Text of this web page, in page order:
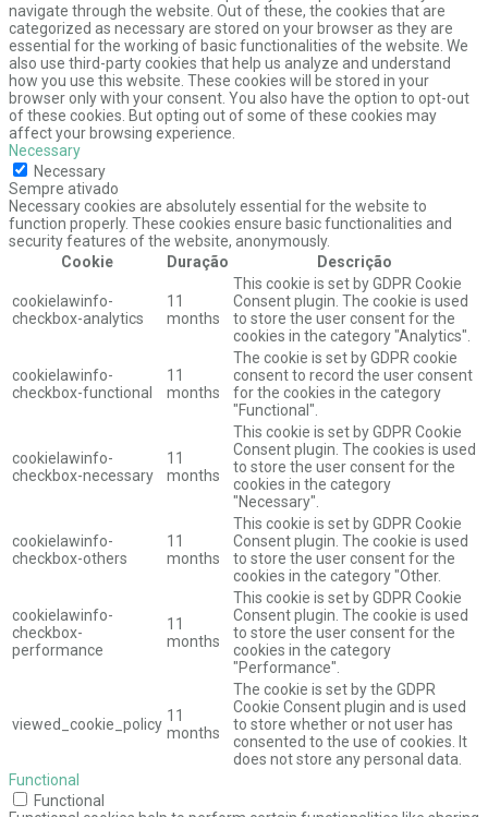
navigate through the website. Out of these, the cookies that are
categorized as necessary are stored on your browser as they are
essential for the working of basic functionalities of the website. We
also use third-party cookies that help us analyze and understand
how you use this website. These cookies will be stored in your
browser only with your consent. You also have the option to opt-out
of these cookies. But opting out of some of these cookies may
affect your browsing experience.
Necessary
Necessary
Sempre ativado
Necessary cookies are absolutely essential for the website to
function properly. These cookies ensure basic functionalities and
security features of the website, anonymously.
Cookie
Duração Descrição
cookielawinfo-
checkbox-analytics
11
months
This cookie is set by GDPR Cookie
Consent plugin. The cookie is used
to store the user consent for the
cookies in the category "Analytics".
cookielawinfo-
checkbox-functional
11
months
The cookie is set by GDPR cookie
consent to record the user consent
for the cookies in the category
"Functional".
cookielawinfo-
checkbox-necessary
11
months
This cookie is set by GDPR Cookie
Consent plugin. The cookies is used
to store the user consent for the
cookies in the category
"Necessary".
cookielawinfo-
checkbox-others
11
months
This cookie is set by GDPR Cookie
Consent plugin. The cookie is used
to store the user consent for the
cookies in the category "Other.
cookielawinfo-
checkbox-
performance
11
months
This cookie is set by GDPR Cookie
Consent plugin. The cookie is used
to store the user consent for the
cookies in the category
"Performance".
viewed_cookie_policy 11
months
The cookie is set by the GDPR
Cookie Consent plugin and is used
to store whether or not user has
consented to the use of cookies. It
does not store any personal data.
Functional
Functional